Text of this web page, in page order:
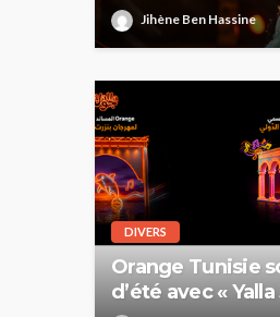
Jihène Ben Hassine
DIVERS
Orange Tunisie
d’été avec «